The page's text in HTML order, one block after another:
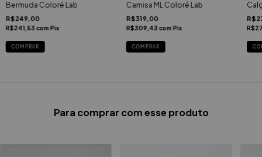
Bermuda Coloré Lab
R$249,00
R$241,53 com Pix
COMPRAR
Camisa ML Coloré Lab
R$319,00
R$309,43 com Pix
COMPRAR
Para comprar com esse produto